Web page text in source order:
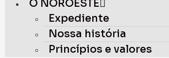
O NOROESTE
Expediente
Nossa história
Princípios e valores